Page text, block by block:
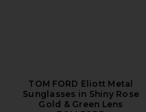
TOM FORD Eliott Metal
Sunglasses in Shiny Rose
Gold & Green Lens